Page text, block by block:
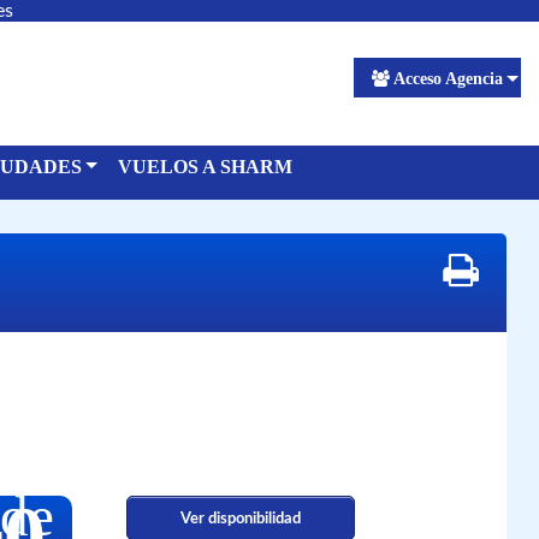
Acceso Agencia
VUELOS A SHARM
Ver disponibilidad